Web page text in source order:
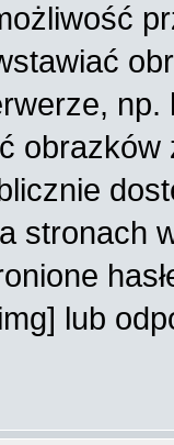
stronach
lub